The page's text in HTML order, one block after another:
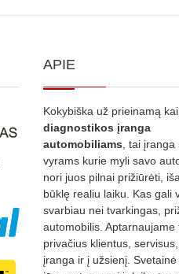
APIE
Kokybiška už prieinamą
diagnostikos įranga
automobiliams , tai
vyrams kurie myli savo
nori juos pilnai prižiūrėti,
būklę realiu laiku. Kas gali
svarbiau nei tvarkingas,
automobilis. Aptarnaujame
privačius klientus,
įranga ir į užsienį.